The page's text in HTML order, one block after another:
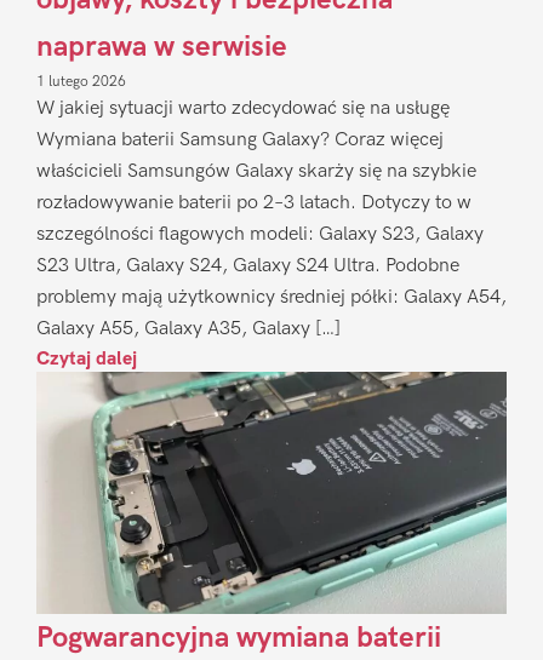
naprawa w serwisie
1 lutego 2026
W jakiej sytuacji warto zdecydować się na usługę
Wymiana baterii Samsung Galaxy? Coraz więcej
właścicieli Samsungów Galaxy skarży się na szybkie
rozładowywanie baterii po 2–3 latach. Dotyczy to w
szczególności flagowych modeli: Galaxy S23, Galaxy
S23 Ultra, Galaxy S24, Galaxy S24 Ultra. Podobne
problemy mają użytkownicy średniej półki: Galaxy A54,
Galaxy A55, Galaxy A35, Galaxy […]
Czytaj dalej
Pogwarancyjna wymiana baterii